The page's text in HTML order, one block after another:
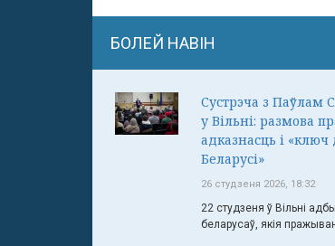
БОЛЕЙ НАВІН
Сустрэча з Паўлам
у Вільні: размова
адказнасць і «ключ
Беларусі»
26 студзеня 2026, 18:32
22 студзеня ў Вільні
беларусаў, якія